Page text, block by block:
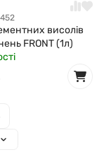
висолів
FRONT (1л)